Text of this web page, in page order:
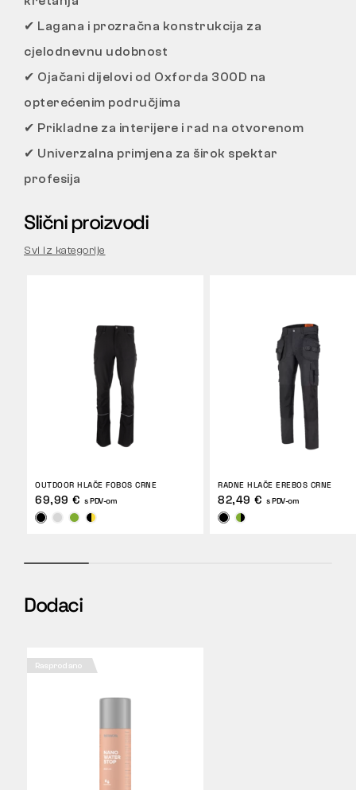
✔ Lagana i prozračna konstrukcija za
cjelodnevnu udobnost
✔ Ojačani dijelovi od Oxforda 300D na
opterećenim područjima
✔ Prikladne za interijere i rad na otvorenom
✔ Univerzalna primjena za širok spektar
profesija
Slični proizvodi
Svi iz kategorije
OUTDOOR HLAČE FOBOS CRNE
69,99 € s PDV-om
RADNE HLAČE EREBOS CRNE
82,49 € s PDV-om
Dodaci
Rasprodano